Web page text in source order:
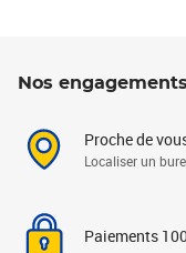
Nos engagements
Proche de
Localiser un
Paiements